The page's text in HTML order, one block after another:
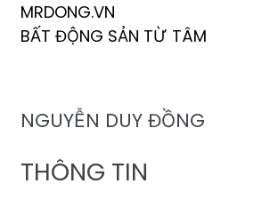
MRDONG.VN
BẤT ĐỘNG SẢN TỪ TÂM
NGUYỄN DUY ĐỒNG
THÔNG TIN